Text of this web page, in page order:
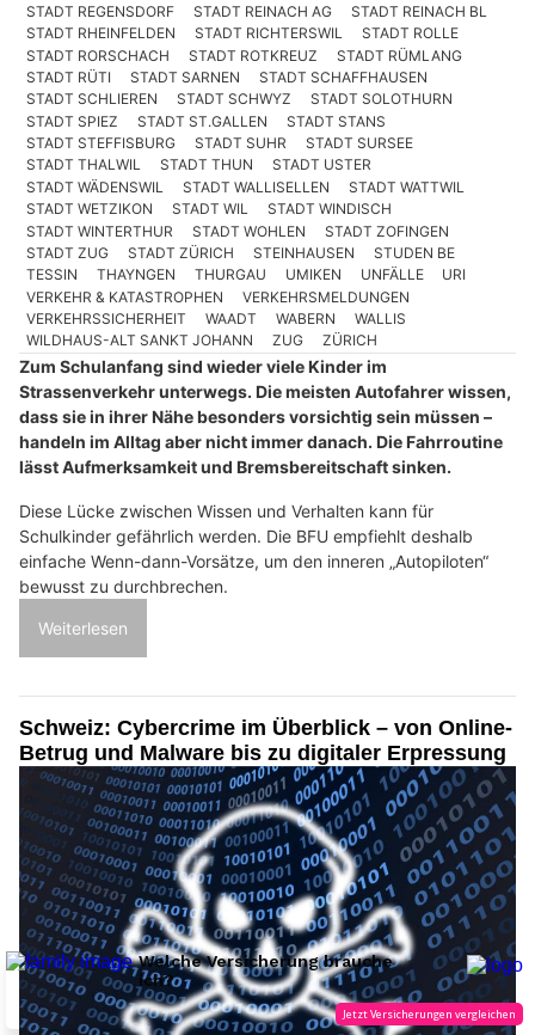
STADT REGENSDORF
STADT REINACH AG
STADT REINACH BL
STADT RHEINFELDEN
STADT RICHTERSWIL
STADT ROLLE
STADT RORSCHACH
STADT ROTKREUZ
STADT RÜMLANG
STADT RÜTI
STADT SARNEN
STADT SCHAFFHAUSEN
STADT SCHLIEREN
STADT SCHWYZ
STADT SOLOTHURN
STADT SPIEZ
STADT ST.GALLEN
STADT STANS
STADT STEFFISBURG
STADT SUHR
STADT SURSEE
STADT THALWIL
STADT THUN
STADT USTER
STADT WÄDENSWIL
STADT WALLISELLEN
STADT WATTWIL
STADT WETZIKON
STADT WIL
STADT WINDISCH
STADT WINTERTHUR
STADT WOHLEN
STADT ZOFINGEN
STADT ZUG
STADT ZÜRICH STEINHAUSEN
STUDEN BE
TESSIN
THAYNGEN THURGAU UMIKEN UNFÄLLE
URI
VERKEHR & KATASTROPHEN
VERKEHRSMELDUNGEN
VERKEHRSSICHERHEIT
WAADT WABERN
WALLIS
WILDHAUS-ALT SANKT JOHANN
ZUG ZÜRICH
Zum Schulanfang sind wieder viele Kinder im
Strassenverkehr unterwegs. Die meisten Autofahrer wissen,
dass sie in ihrer Nähe besonders vorsichtig sein müssen –
handeln im Alltag aber nicht immer danach. Die Fahrroutine
lässt Aufmerksamkeit und Bremsbereitschaft sinken.
Diese Lücke zwischen Wissen und Verhalten kann für
Schulkinder gefährlich werden. Die BFU empfiehlt deshalb
einfache Wenn-dann-Vorsätze, um den inneren „Autopiloten“
bewusst zu durchbrechen.
Weiterlesen
Schweiz: Cybercrime im Überblick – von Online-
Betrug und Malware bis zu digitaler Erpressung